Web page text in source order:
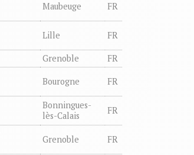
Maubeuge FR
Lille FR
Grenoble FR
Bourogne FR
Bonningues-
lès-Calais
FR
Grenoble FR